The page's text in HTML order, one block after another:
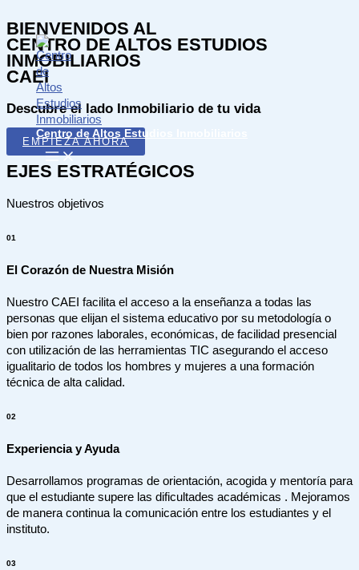
al
contenido
Centro de Altos Estudios Inmobiliarios
MAIN
BIENVENIDOS AL
CENTRO DE ALTOS ESTUDIOS
INMOBILIARIOS
CAEI
Descubre el lado Inmobiliario de tu vida
EMPIEZA AHORA
EJES ESTRATÉGICOS
Nuestros objetivos
01
El Corazón de Nuestra Misión
Nuestro CAEI facilita el acceso a la enseñanza a todas las
personas que elijan el sistema educativo por su metodología o
bien por razones laborales, económicas, de facilidad presencial
con utilización de las herramientas TIC asegurando el acceso
igualitario de todos los hombres y mujeres a una formación
técnica de alta calidad.
02
Experiencia y Ayuda
Desarrollamos programas de orientación, acogida y mentoría para
que el estudiante supere las dificultades académicas . Mejoramos
de manera continua la comunicación entre los estudiantes y el
instituto.
03